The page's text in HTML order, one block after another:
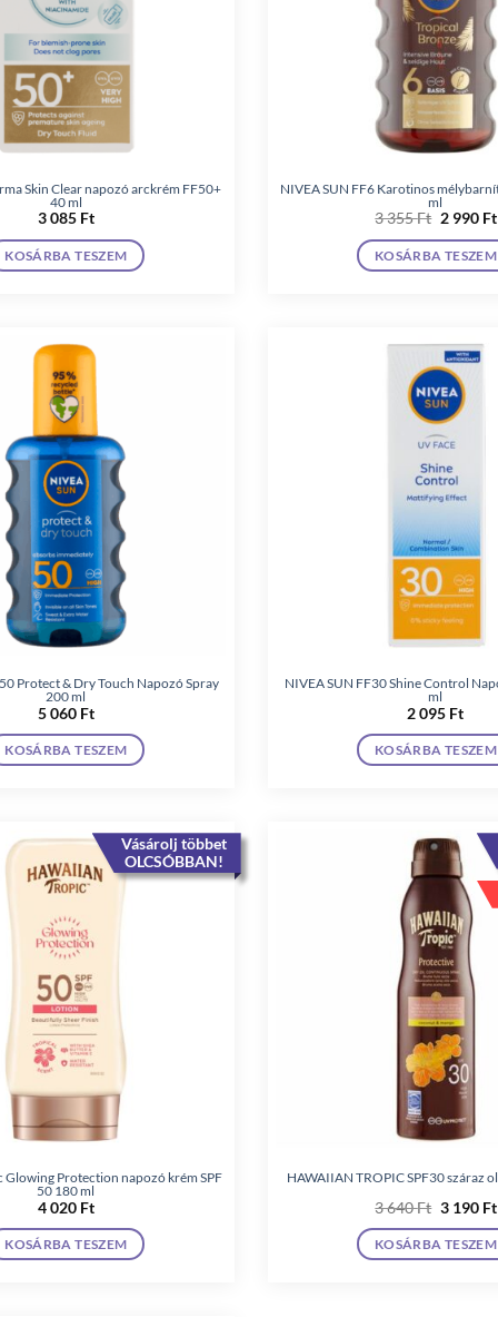
Skin Clear napozó arckrém FF50+
40 ml
3 085 Ft
KOSÁRBA TESZEM
NIVEA SUN FF6 Karotinos
ml
3 355Ft Original
was:
3
2 990 Ft
2
KOSÁRBA TESZEM
Protect & Dry Touch Napozó Spray
200 ml
5 060 Ft
KOSÁRBA TESZEM
NIVEA SUN FF30 Shine Control
ml
2 095 Ft
KOSÁRBA TESZEM
Vásárolj többet
OLCSÓBBAN!
Glowing Protection napozó krém SPF
50 180 ml
4 020 Ft
KOSÁRBA TESZEM
HAWAIIAN TROPIC SPF30 száraz
3 640Ft Original
was:
3
3 190 Ft
KOSÁRBA TESZEM